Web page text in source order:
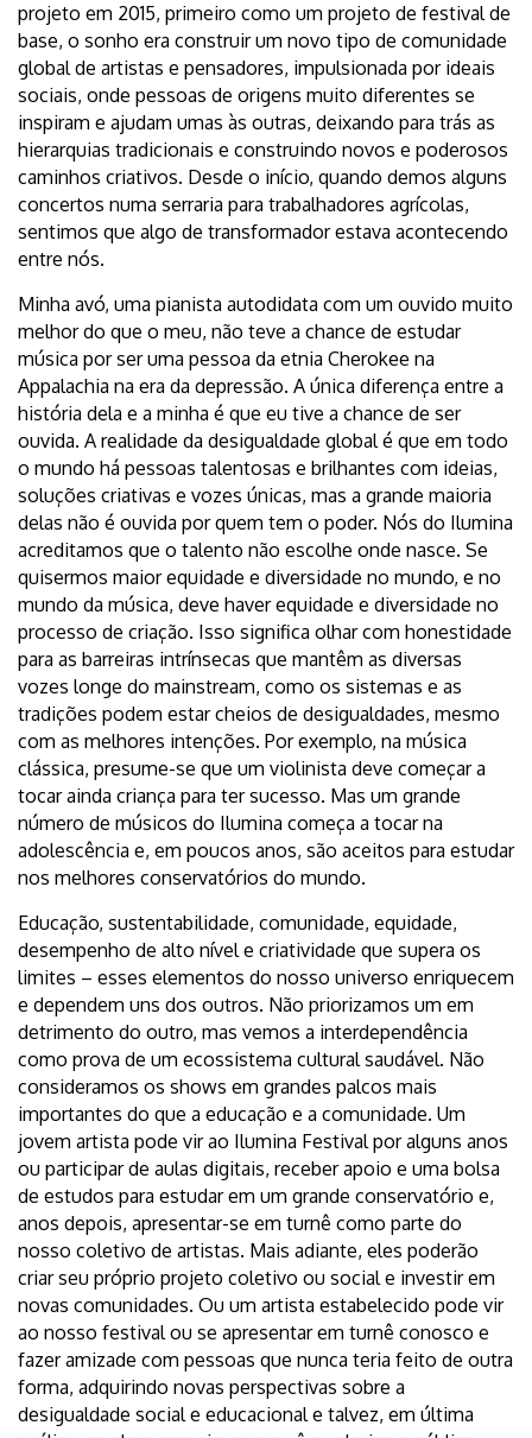
projeto em 2015, primeiro como um projeto de festival de
base, o sonho era construir um novo tipo de comunidade
global de artistas e pensadores, impulsionada por ideais
sociais, onde pessoas de origens muito diferentes se
inspiram e ajudam umas às outras, deixando para trás as
hierarquias tradicionais e construindo novos e poderosos
caminhos criativos. Desde o início, quando demos alguns
concertos numa serraria para trabalhadores agrícolas,
sentimos que algo de transformador estava acontecendo
entre nós.
Minha avó, uma pianista autodidata com um ouvido muito
melhor do que o meu, não teve a chance de estudar
música por ser uma pessoa da etnia Cherokee na
Appalachia na era da depressão. A única diferença entre a
história dela e a minha é que eu tive a chance de ser
ouvida. A realidade da desigualdade global é que em todo
o mundo há pessoas talentosas e brilhantes com ideias,
soluções criativas e vozes únicas, mas a grande maioria
delas não é ouvida por quem tem o poder. Nós do Ilumina
acreditamos que o talento não escolhe onde nasce. Se
quisermos maior equidade e diversidade no mundo, e no
mundo da música, deve haver equidade e diversidade no
processo de criação. Isso significa olhar com honestidade
para as barreiras intrínsecas que mantêm as diversas
vozes longe do mainstream, como os sistemas e as
tradições podem estar cheios de desigualdades, mesmo
com as melhores intenções. Por exemplo, na música
clássica, presume-se que um violinista deve começar a
tocar ainda criança para ter sucesso. Mas um grande
número de músicos do Ilumina começa a tocar na
adolescência e, em poucos anos, são aceitos para estudar
nos melhores conservatórios do mundo.
Educação, sustentabilidade, comunidade, equidade,
desempenho de alto nível e criatividade que supera os
limites – esses elementos do nosso universo enriquecem
e dependem uns dos outros. Não priorizamos um em
detrimento do outro, mas vemos a interdependência
como prova de um ecossistema cultural saudável. Não
consideramos os shows em grandes palcos mais
importantes do que a educação e a comunidade. Um
jovem artista pode vir ao Ilumina Festival por alguns anos
ou participar de aulas digitais, receber apoio e uma bolsa
de estudos para estudar em um grande conservatório e,
anos depois, apresentar-se em turnê como parte do
nosso coletivo de artistas. Mais adiante, eles poderão
criar seu próprio projeto coletivo ou social e investir em
novas comunidades. Ou um artista estabelecido pode vir
ao nosso festival ou se apresentar em turnê conosco e
fazer amizade com pessoas que nunca teria feito de outra
forma, adquirindo novas perspectivas sobre a
desigualdade social e educacional e talvez, em última